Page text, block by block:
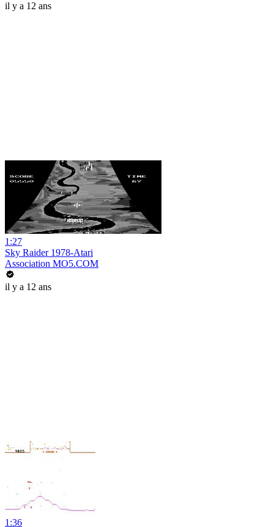
il y a 12 ans
1:27
Sky Raider 1978-Atari
Association MO5.COM
il y a 12 ans
1:36